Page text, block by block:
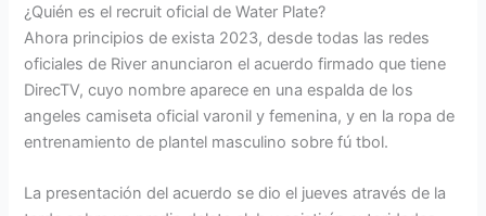
¿Quién es el recruit oficial de Water Plate?
Ahora principios de exista 2023, desde todas las redes
oficiales de River anunciaron el acuerdo firmado que tiene
DirecTV, cuyo nombre aparece en una espalda de los
angeles camiseta oficial varonil y femenina, y en la ropa de
entrenamiento de plantel masculino sobre fú tbol.
La presentación del acuerdo se dio el jueves através de la